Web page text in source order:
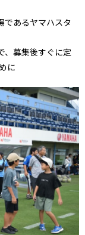
であるヤマハスタ
、募集後すぐに定
に